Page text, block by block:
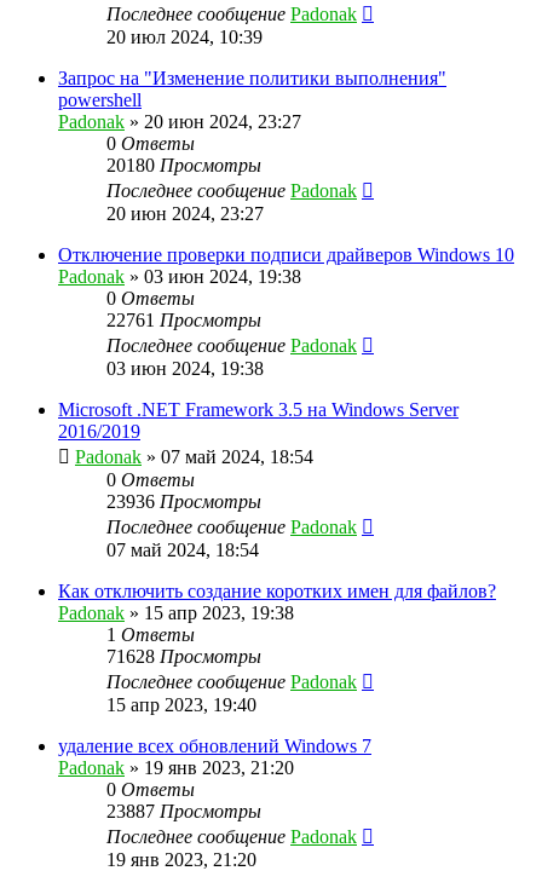
Последнее сообщение Padonak
20 июл 2024, 10:39
Запрос на "Изменение политики выполнения"
powershell
Padonak » 20 июн 2024, 23:27
0 Ответы
20180 Просмотры
Последнее сообщение Padonak
20 июн 2024, 23:27
Отключение проверки подписи драйверов Windows 10
Padonak » 03 июн 2024, 19:38
0 Ответы
22761 Просмотры
Последнее сообщение Padonak
03 июн 2024, 19:38
Microsoft .NET Framework 3.5 на Windows Server
2016/2019
Padonak » 07 май 2024, 18:54
0 Ответы
23936 Просмотры
Последнее сообщение Padonak
07 май 2024, 18:54
Как отключить создание коротких имен для файлов?
Padonak » 15 апр 2023, 19:38
1 Ответы
71628 Просмотры
Последнее сообщение Padonak
15 апр 2023, 19:40
удаление всех обновлений Windows 7
Padonak » 19 янв 2023, 21:20
0 Ответы
23887 Просмотры
Последнее сообщение Padonak
19 янв 2023, 21:20